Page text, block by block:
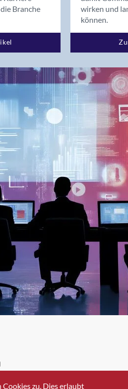
Branche
wirken und
können.
IMPRESSUM
zu. Dies erlaubt